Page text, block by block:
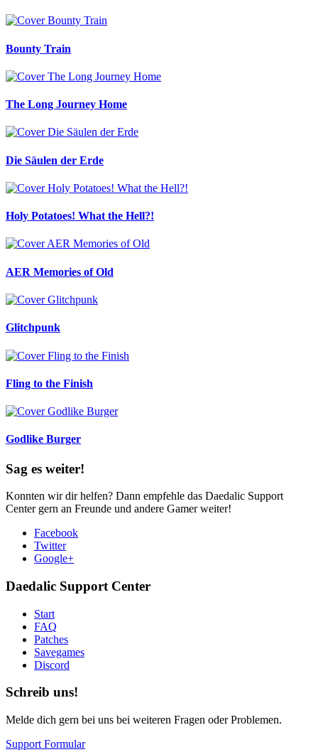
Bounty Train
The Long Journey Home
Die Säulen der Erde
Holy Potatoes! What the Hell?!
AER Memories of Old
Glitchpunk
Fling to the Finish
Godlike Burger
Sag es weiter!
Konnten wir dir helfen? Dann empfehle das Daedalic Support
Center gern an Freunde und andere Gamer weiter!
Facebook
Twitter
Google+
Daedalic Support Center
Start
FAQ
Patches
Savegames
Discord
Schreib uns!
Melde dich gern bei uns bei weiteren Fragen oder Problemen.
Support Formular